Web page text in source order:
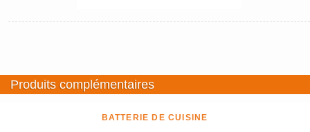
Produits complémentaires
BATTERIE DE CUISINE